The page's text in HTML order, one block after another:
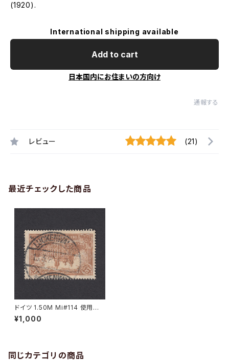
(1920).
International shipping available
Add to cart
日本国内にお住まいの方向け
通報する
レビュー (21)
最近チェックした商品
ドイツ 1.50M Mi#114 使用済
み切手｜LUCKENWALDE 13.
3.1920
¥1,000
同じカテゴリの商品